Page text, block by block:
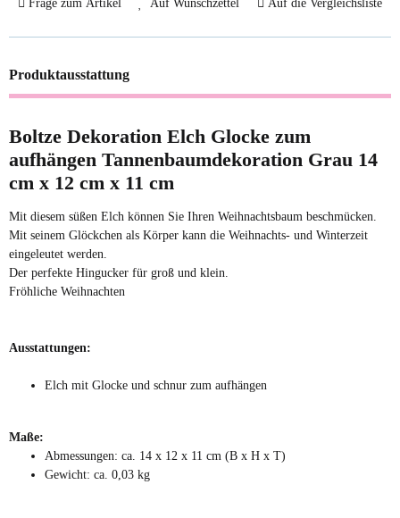
Frage zum Artikel Auf Wunschzettel Auf die Vergleichsliste
Produktausstattung
Boltze Dekoration Elch Glocke zum
aufhängen Tannenbaumdekoration Grau 14
cm x 12 cm x 11 cm
Mit diesem süßen Elch können Sie Ihren Weihnachtsbaum beschmücken.
Mit seinem Glöckchen als Körper kann die Weihnachts- und Winterzeit
eingeleutet werden.
Der perfekte Hingucker für groß und klein.
Fröhliche Weihnachten
Ausstattungen:
Elch mit Glocke und schnur zum aufhängen
Maße:
Abmessungen: ca. 14 x 12 x 11 cm (B x H x T)
Gewicht: ca. 0,03 kg